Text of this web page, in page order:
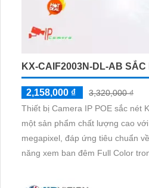
KX-CAIF2003N-DL-AB SẮC
2,158,000 ₫
3,320,000 ₫
Thiết bị Camera IP POE sắc nét
một sản phẩm chất lượng cao
megapixel, đáp ứng tiêu chuẩn về
năng xem ban đêm Full Color